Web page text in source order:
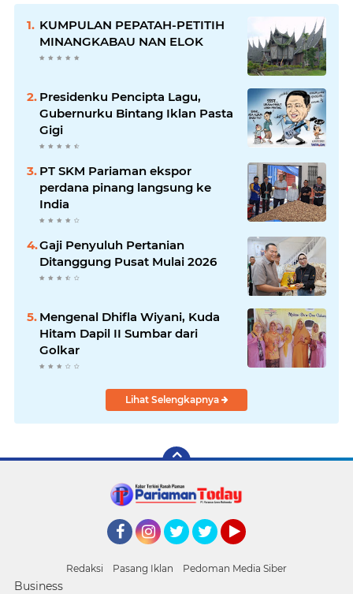
KUMPULAN PEPATAH-PETITIH
MINANGKABAU NAN ELOK
Presidenku Pencipta Lagu,
Gubernurku Bintang Iklan Pasta
Gigi
PT SKM Pariaman ekspor
perdana pinang langsung ke
India
Gaji Penyuluh Pertanian
Ditanggung Pusat Mulai 2026
Mengenal Dhifla Wiyani, Kuda
Hitam Dapil II Sumbar dari
Golkar
Lihat Selengkapnya
Redaksi Pasang Iklan Pedoman Media Siber
Business